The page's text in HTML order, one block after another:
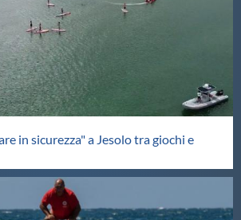
in sicurezza" a Jesolo tra giochi e